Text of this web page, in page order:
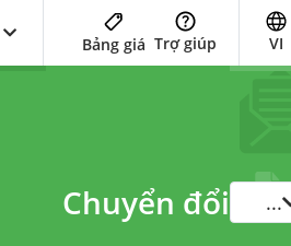
Bảng giá Trợ giúp VI
Chuyển đổi ...